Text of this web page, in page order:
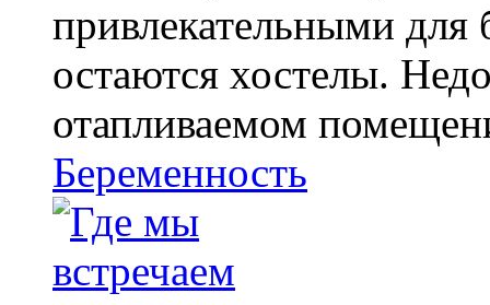
привлекательными
остаются хостелы.
отапливаемом
Беременность